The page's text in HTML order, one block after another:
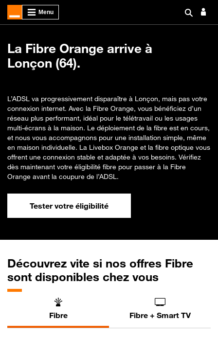
La Fibre Orange arrive à
Lonçon (64).
L’ADSL va progressivement disparaître à Lonçon, mais pas votre
connexion internet. Avec la Fibre Orange, vous bénéficiez d’un
réseau plus performant, idéal pour le télétravail ou les usages
multi-écrans à la maison. Le déploiement de la fibre est en cours,
et nous vous accompagnons pour une installation simple, même
en maison individuelle. La Livebox Orange et la fibre optique vous
offrent une connexion stable et adaptée à vos besoins. Vérifiez
dès maintenant votre éligibilité fibre pour passer à la Fibre
Orange avant la coupure de l’ADSL.
Tester votre éligibilité
Découvrez vite si nos offres Fibre
sont disponibles chez vous
Fibre Fibre + Smart TV